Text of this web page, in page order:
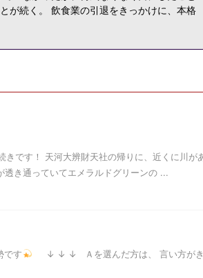
が続く。 飲食業の引退をきっかけに、本格
きです！ 天河大辨財天社の帰りに、近くに川が
き通っていてエメラルドグリーンの ...
です
↓ ↓ ↓ Ａを選んだ方は、 言い方が